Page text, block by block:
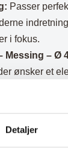
Detaljer
Passer
i fokus.
Messing – Ø
ønsker et
Den
giver et